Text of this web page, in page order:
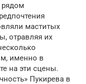
рядом
маститых
отравляя их
именно в
на эти сцены.
Пукирева в